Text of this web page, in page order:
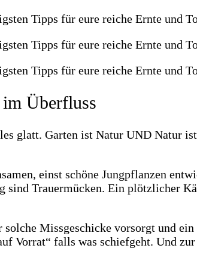
im Überfluss
glatt. Garten ist Natur UND Natur
einst schöne Jungpflanzen
sind Trauermücken. Ein plötzlicher
Missgeschicke vorsorgt und
Vorrat“ falls was schiefgeht. Und